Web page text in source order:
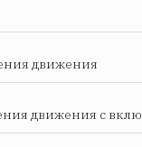
движения
движения с